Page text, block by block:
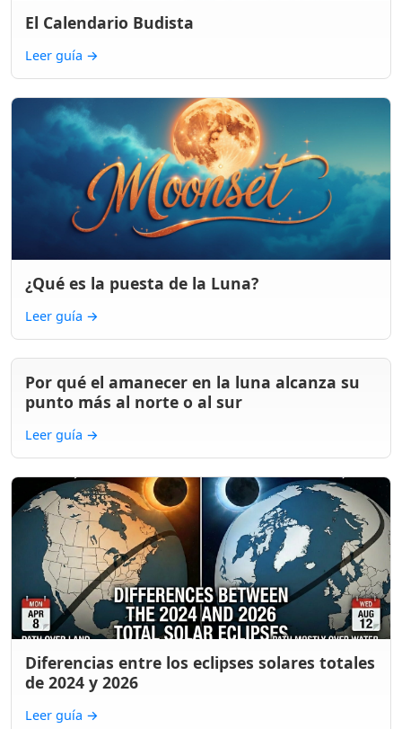
El Calendario Budista
Leer guía →
¿Qué es la puesta de la Luna?
Leer guía →
Por qué el amanecer en la luna alcanza su
punto más al norte o al sur
Leer guía →
Diferencias entre los eclipses solares totales
de 2024 y 2026
Leer guía →